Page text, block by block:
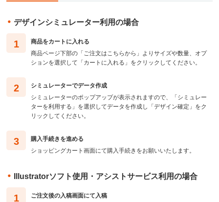
デザインシミュレーター利用の場合
商品をカートに入れる
商品ページ下部の「ご注文はこちらから」よりサイズや数量、オプ
ションを選択して「カートに入れる」をクリックしてください。
シミュレーターでデータ作成
シミュレーターのポップアップが表示されますので、「シミュレー
ターを利用する」を選択してデータを作成し「デザイン確定」をク
リックしてください。
購入手続きを進める
ショッピングカート画面にて購入手続きをお願いいたします。
Illustratorソフト使用・アシストサービス利用の場合
ご注文後の入稿画面にて入稿